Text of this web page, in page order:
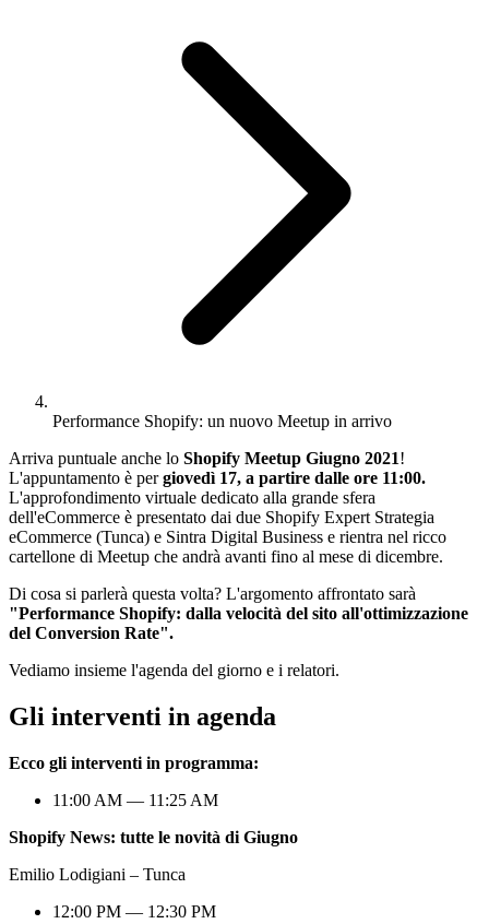
Performance Shopify: un nuovo Meetup in arrivo
Arriva puntuale anche lo Shopify Meetup Giugno 2021!
L'appuntamento è pergiovedì 17, a partire dalle ore 11:00.
L'approfondimento virtuale dedicato alla grande sfera
dell'eCommerce è presentato dai due Shopify Expert Strategia
eCommerce (Tunca) e Sintra Digital Business e rientra nel ricco
cartellone di Meetup che andrà avanti fino al mese di dicembre.
Di cosa si parlerà questa volta? L'argomento affrontato sarà
"Performance Shopify: dalla velocità del sito all'ottimizzazione
del Conversion Rate".
Vediamo insieme l'agenda del giorno e i relatori.
Gli interventi in agenda
Ecco gli interventi in programma:
11:00 AM — 11:25 AM
Shopify News: tutte le novità di Giugno
Emilio Lodigiani – Tunca
12:00 PM — 12:30 PM